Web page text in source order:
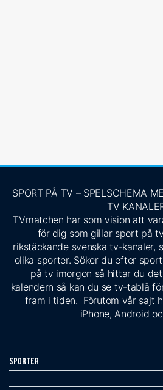
SPORT PÅ TV – SPELSCHEMA
TV
TVmatchen har som vision att
för dig som gillar sport på
rikstäckande svenska tv-kanaler,
olika sporter. Söker du efter
på tv imorgon så hittar du
kalendern så kan du se tv-tablå
fram i tiden. Förutom vår sajt
iPhone, Android
Sporter